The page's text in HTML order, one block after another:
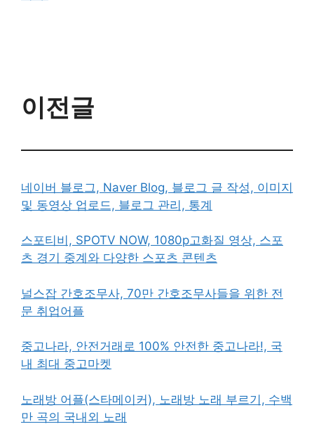
이전글
네이버 블로그, Naver Blog, 블로그 글 작성, 이미지
및 동영상 업로드, 블로그 관리, 통계
스포티비, SPOTV NOW, 1080p고화질 영상, 스포
츠 경기 중계와 다양한 스포츠 콘텐츠
널스잡 간호조무사, 70만 간호조무사들을 위한 전
문 취업어플
중고나라, 안전거래로 100% 안전한 중고나라!, 국
내 최대 중고마켓
노래방 어플(스타메이커), 노래방 노래 부르기, 수백
만 곡의 국내외 노래